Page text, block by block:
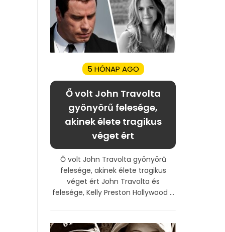
5 HÓNAP AGO
Ő volt John Travolta
gyönyörű felesége,
akinek élete tragikus
véget ért
Ő volt John Travolta gyönyörű
felesége, akinek élete tragikus
véget ért John Travolta és
felesége, Kelly Preston Hollywood ...